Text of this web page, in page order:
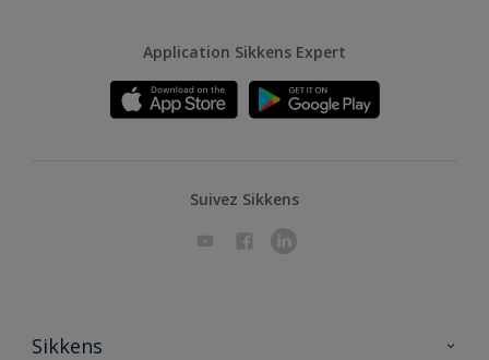
Application Sikkens Expert
Suivez Sikkens
Sikkens